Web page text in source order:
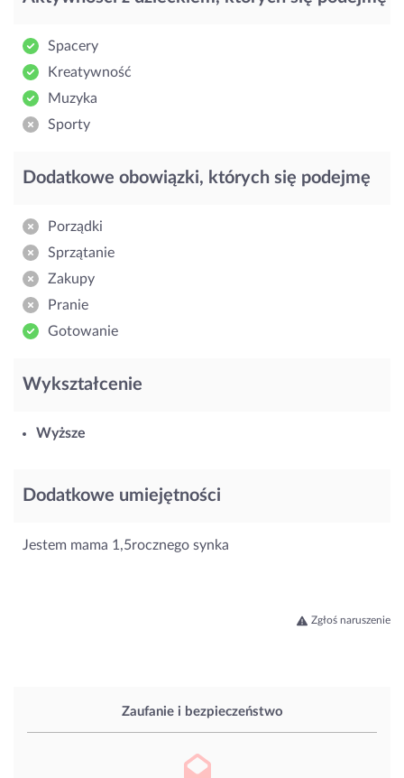
Zaufanie i bezpieczeństwo
Spacery
Kreatywność
Muzyka
Sporty
Dodatkowe obowiązki, których się podejmę
Porządki
Sprzątanie
Zakupy
Pranie
Gotowanie
Wykształcenie
Wyższe
Dodatkowe umiejętności
Jestem mama 1,5rocznego synka
Zgłoś naruszenie